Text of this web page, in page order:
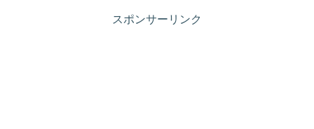
スポンサーリンク